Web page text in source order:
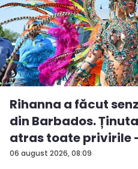
06 august 2026, 08:09
Rihanna a făcut
din Barbados.
atras toate privirile -